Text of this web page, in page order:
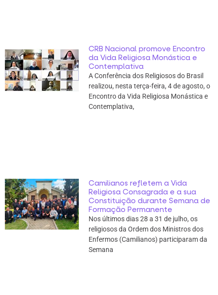
CRB Nacional promove Encontro
da Vida Religiosa Monástica e
Contemplativa
A Conferência dos Religiosos do Brasil
realizou, nesta terça-feira, 4 de agosto, o
Encontro da Vida Religiosa Monástica e
Contemplativa,
Camilianos refletem a Vida
Religiosa Consagrada e a sua
Constituição durante Semana de
Formação Permanente
Nos últimos dias 28 a 31 de julho, os
religiosos da Ordem dos Ministros dos
Enfermos (Camilianos) participaram da
Semana